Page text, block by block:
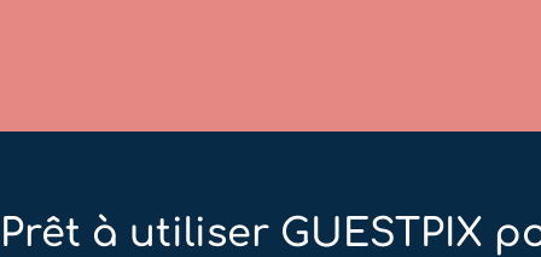
Prêt à utiliser GUESTPIX